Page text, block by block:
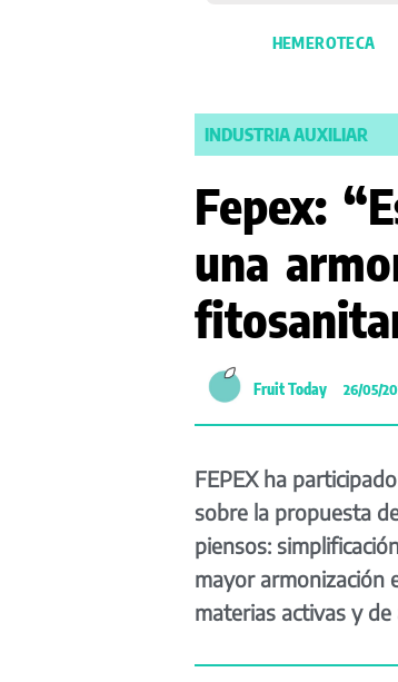
HEMEROTECA
INDUSTRIA AUXILIAR
Fepex:
una
Fruit Today 26/05/
FEPEX ha
sobre la propuesta
piensos:
mayor armonización
materias activas y